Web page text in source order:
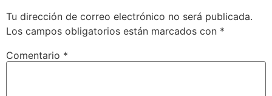
Tu dirección de correo electrónico no será publicada.
Los campos obligatorios están marcados con *
Comentario *